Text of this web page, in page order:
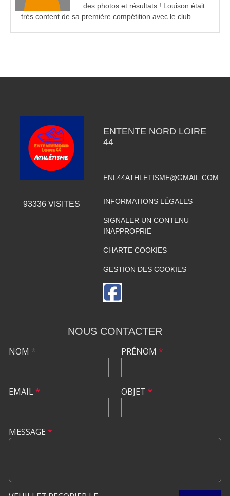
des photos et résultats ! Louison était
très content de sa première compétition avec le club.
93336VISITES
ENTENTE NORD LOIRE
44
ENL44ATHLETISME@GMAIL.COM
INFORMATIONS LÉGALES
SIGNALER UN CONTENU
INAPPROPRIÉ
CHARTE COOKIES
GESTION DES COOKIES
NOUS CONTACTER
NOM *
EMAIL*
PRÉNOM *
OBJET *
MESSAGE *